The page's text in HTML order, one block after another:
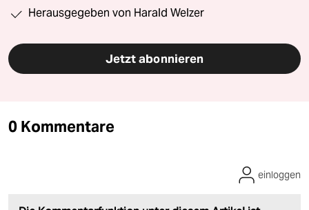
Herausgegeben von Harald Welzer
Jetzt abonnieren
0 Kommentare
einloggen